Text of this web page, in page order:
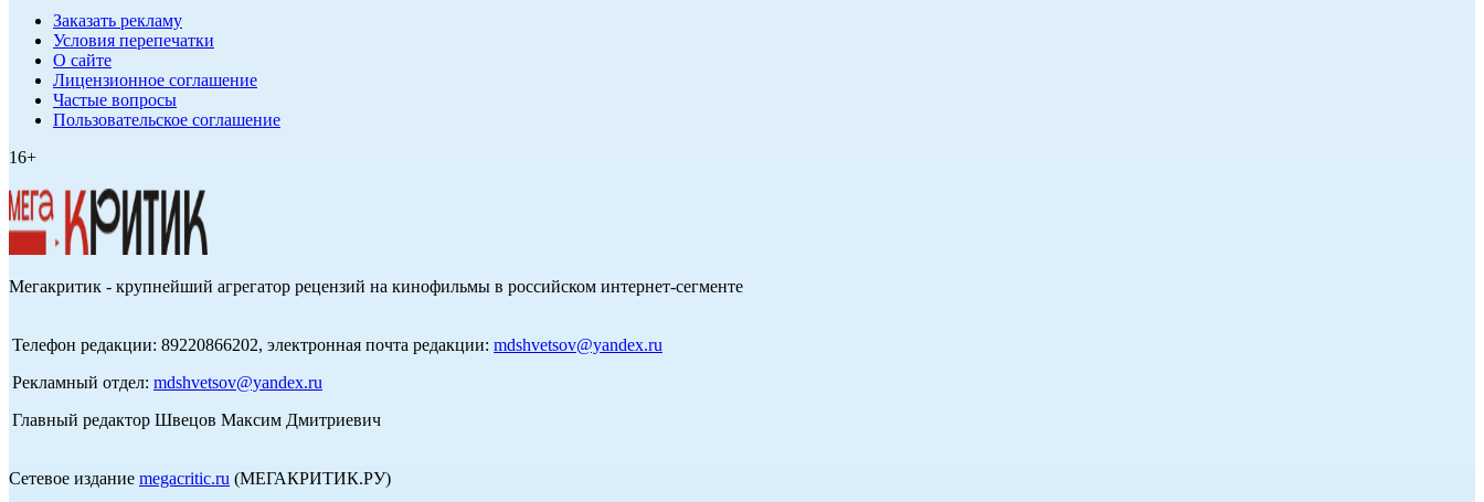
Заказать рекламу
Условия перепечатки
О сайте
Лицензионное соглашение
Частые вопросы
Пользовательское соглашение
16+
Мегакритик - крупнейший агрегатор рецензий на кинофильмы в российском интернет-сегменте
Телефон редакции: 89220866202, электронная почта редакции: mdshvetsov@yandex.ru
Рекламный отдел: mdshvetsov@yandex.ru
Главный редактор Швецов Максим Дмитриевич
Сетевое издание megacritic.ru (МЕГАКРИТИК.РУ)